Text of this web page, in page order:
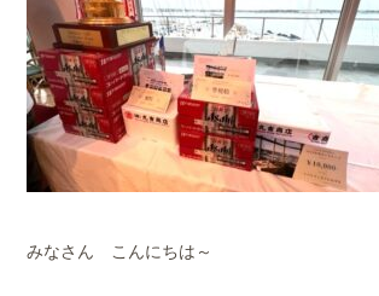
みなさん こんにちは～